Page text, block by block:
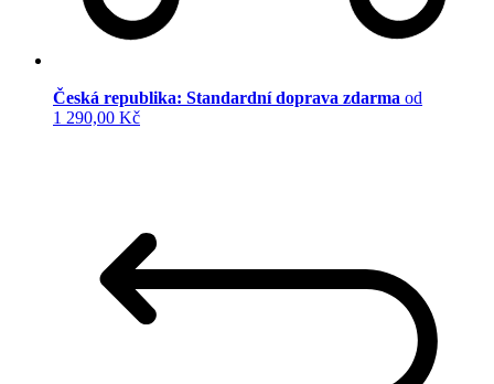
Česká republika: Standardní doprava zdarma od
1 290,00 Kč